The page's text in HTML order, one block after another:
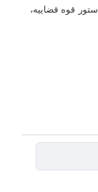
قوه قضاییه،